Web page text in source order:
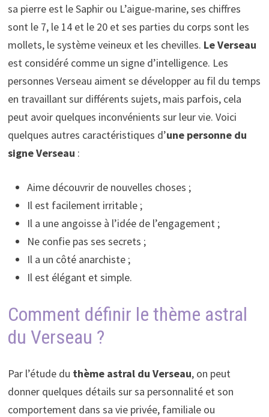
sa pierre est le Saphir ou L’aigue-marine, ses chiffres
sont le 7, le 14 et le 20 et ses parties du corps sont les
mollets, le système veineux et les chevilles. Le Verseau
est considéré comme un signe d’intelligence. Les
personnes Verseau aiment se développer au fil du temps
en travaillant sur différents sujets, mais parfois, cela
peut avoir quelques inconvénients sur leur vie. Voici
quelques autres caractéristiques d’une personne du
signe Verseau :
Aime découvrir de nouvelles choses ;
Il est facilement irritable ;
Il a une angoisse à l’idée de l’engagement ;
Ne confie pas ses secrets ;
Il a un côté anarchiste ;
Il est élégant et simple.
Comment définir le thème astral
du Verseau ?
Par l’étude du thème astral du Verseau, on peut
donner quelques détails sur sa personnalité et son
comportement dans sa vie privée, familiale ou